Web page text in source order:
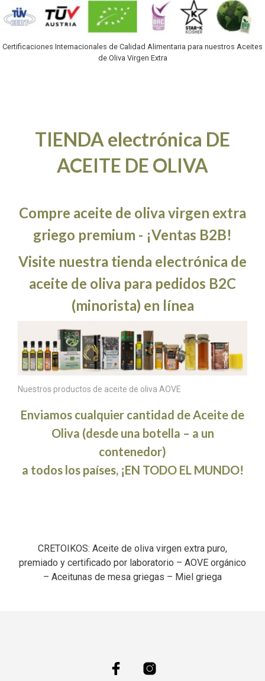
Certificaciones Internacionales de Calidad Alimentaria para nuestros Aceites
de Oliva Virgen Extra
TIENDA electrónica DE
ACEITE DE OLIVA
Compre aceite de oliva virgen extra
griego premium - ¡Ventas B2B!
Visite nuestra tienda electrónica de
aceite de oliva para pedidos B2C
(minorista) en línea
Nuestros productos de aceite de oliva AOVE
Enviamos cualquier cantidad de Aceite de
Oliva (desde una botella – a un
contenedor)
a todos los países, ¡EN TODO EL MUNDO!
CRETOIKOS: Aceite de oliva virgen extra puro,
premiado y certificado por laboratorio – AOVE orgánico
– Aceitunas de mesa griegas – Miel griega